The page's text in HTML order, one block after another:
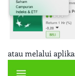
atau melalui